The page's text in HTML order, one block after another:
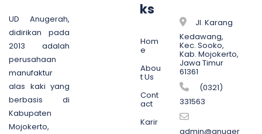
UD Anugerah,
didirikan pada
2013 adalah
perusahaan
manufaktur
alas kaki yang
berbasis di
Kabupaten
Mojokerto,
ks
Hom
e
Abou
t Us
Cont
act
Karir
Jl. Karang
Kedawang,
Kec. Sooko,
Kab. Mojokerto,
Jawa Timur
61361
(0321)
331563
admin@anuger